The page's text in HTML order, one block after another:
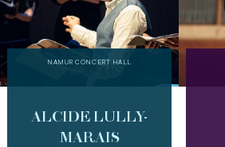
NAMUR CONCERT HALL
ALCIDE LULLY-
MARAIS